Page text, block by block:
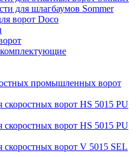
для шлагбаумов Sommer
ворот Doco
промышленных ворот
скоростных ворот HS 5015 PU
скоростных ворот HS 5015 PU
скоростных ворот V 5015 SEL